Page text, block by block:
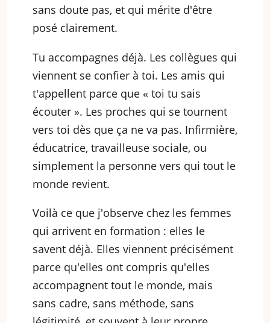
sans doute pas, et qui mérite d'être
posé clairement.
Tu accompagnes déjà. Les collègues qui
viennent se confier à toi. Les amis qui
t'appellent parce que « toi tu sais
écouter ». Les proches qui se tournent
vers toi dès que ça ne va pas. Infirmière,
éducatrice, travailleuse sociale, ou
simplement la personne vers qui tout le
monde revient.
Voilà ce que j'observe chez les femmes
qui arrivent en formation : elles le
savent déjà. Elles viennent précisément
parce qu'elles ont compris qu'elles
accompagnent tout le monde, mais
sans cadre, sans méthode, sans